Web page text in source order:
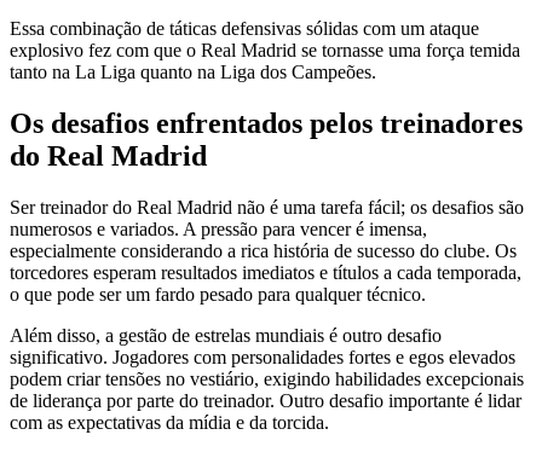
Essa combinação de táticas defensivas sólidas com um ataque
explosivo fez com que o Real Madrid se tornasse uma força temida
tanto na La Liga quanto na Liga dos Campeões.
Os desafios enfrentados pelos treinadores
do Real Madrid
Ser treinador do Real Madrid não é uma tarefa fácil; os desafios são
numerosos e variados. A pressão para vencer é imensa,
especialmente considerando a rica história de sucesso do clube. Os
torcedores esperam resultados imediatos e títulos a cada temporada,
o que pode ser um fardo pesado para qualquer técnico.
Além disso, a gestão de estrelas mundiais é outro desafio
significativo. Jogadores com personalidades fortes e egos elevados
podem criar tensões no vestiário, exigindo habilidades excepcionais
de liderança por parte do treinador. Outro desafio importante é lidar
com as expectativas da mídia e da torcida.